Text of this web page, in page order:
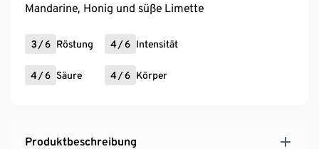
Mandarine, Honig und süße Limette
3 /6 Röstung 4/6 Intensität
4/6 Säure 4/6 Körper
Produktbeschreibung